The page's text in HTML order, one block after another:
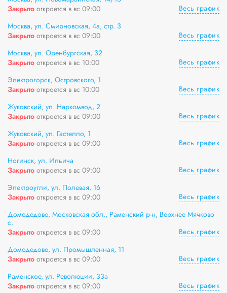
Закрыто откроется в вс 09:00
Весь график
Москва, ул. Смирновская, 4а, стр. 3
Закрыто откроется в вс 09:00
Весь график
Москва, ул. Оренбургская, 32
Закрыто откроется в вс 10:00
Весь график
Электрогорск, Островского, 1
Закрыто откроется в вс 10:00
Весь график
Жуковский, ул. Наркомвод, 2
Закрыто откроется в вс 09:00
Весь график
Жуковский, ул. Гастелло, 1
Закрыто откроется в вс 09:00
Весь график
Ногинск, ул. Ильича
Закрыто откроется в вс 09:00
Весь график
Электроугли, ул. Полевая, 16
Закрыто откроется в вс 09:00
Весь график
Домодедово, Московская обл., Раменский р-н, Верхнее Мячково
с.
Закрыто откроется в вс 09:00
Весь график
Домодедово, ул. Промышленная, 11
Закрыто откроется в вс 09:00
Весь график
Раменское, ул. Революции, 33а
Закрыто откроется в вс 09:00
Весь график